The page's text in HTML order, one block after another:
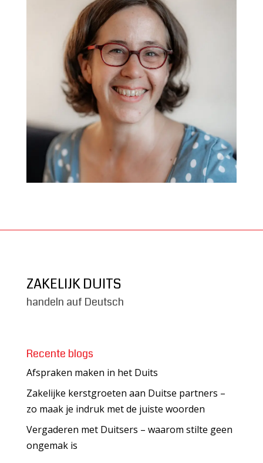
ZAKELIJK DUITS
handeln auf Deutsch
Recente blogs
Afspraken maken in het Duits
Zakelijke kerstgroeten aan Duitse partners –
zo maak je indruk met de juiste woorden
Vergaderen met Duitsers – waarom stilte geen
ongemak is